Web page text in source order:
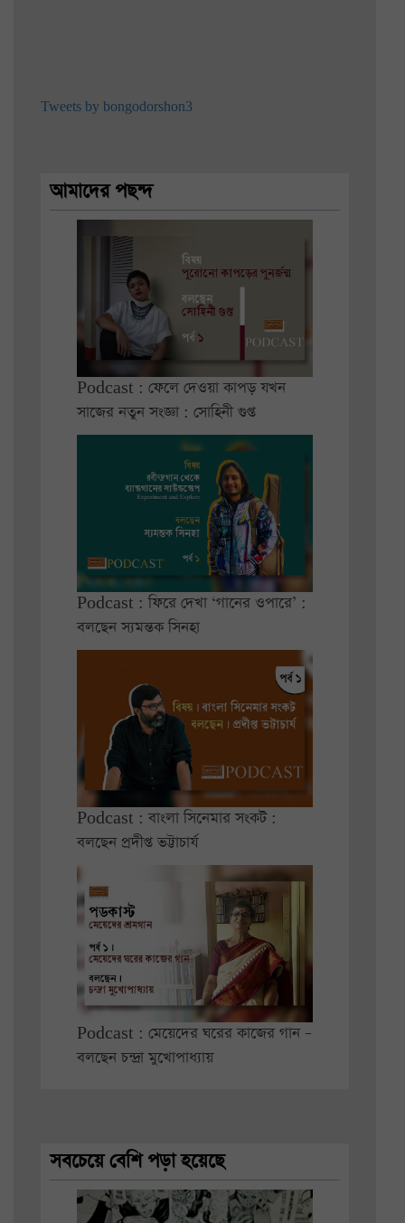
Tweets by bongodorshon3
আমাদের পছন্দ
Podcast : ফেলে দেওয়া কাপড় যখন
সাজের নতুন সংজ্ঞা : সোহিনী গুপ্ত
Podcast : ফিরে দেখা ‘গানের ওপারে’ :
বলছেন স্যমন্তক সিনহা
Podcast : বাংলা সিনেমার সংকট :
বলছেন প্রদীপ্ত ভট্টাচার্য
Podcast : মেয়েদের ঘরের কাজের গান –
বলছেন চন্দ্রা মুখোপাধ্যায়
সবচেয়ে বেশি পড়া হয়েছে